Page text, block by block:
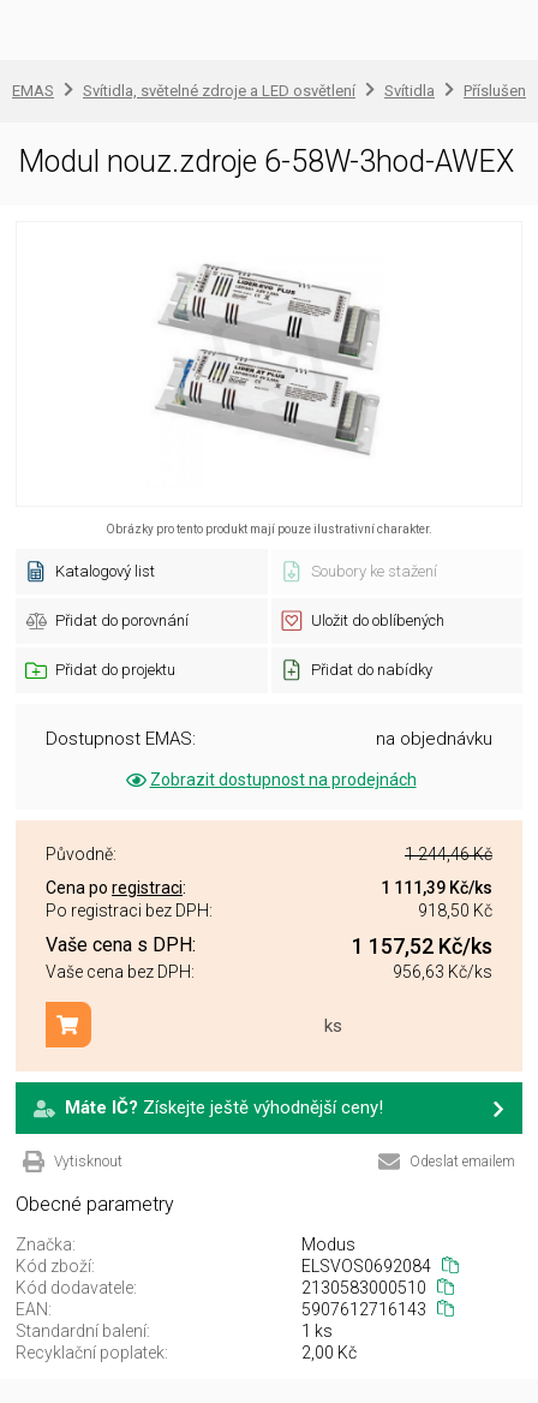
EMAS Svítidla, světelné zdroje a LED osvětlení Svítidla
Modul nouz.zdroje 6-58W-3hod-AWEX
Obrázky pro tento produkt mají pouze ilustrativní charakter.
Katalogový list Soubory ke stažení
Přidat do porovnání Uložit do oblíbených
Přidat do projektu Přidat do nabídky
Dostupnost EMAS: na objednávku
Zobrazit dostupnost na prodejnách
Původně:
1 244,46 Kč
Cena po registraci: 1 111,39 Kč/ks
Po registraci bez DPH:
918,50 Kč
Vaše cena s DPH: 1 157,52 Kč/ks
Vaše cena bez DPH: 956,63 Kč/ks
ks
Přidat do košíku
Máte IČ? Získejte ještě výhodnější ceny!
Vytisknout Odeslat emailem
Obecné parametry
Značka:
Modus
Kód zboží:
ELSVOS0692084
Kód dodavatele:
2130583000510
EAN:
5907612716143
Standardní balení:
1 ks
Recyklační poplatek:
2,00 Kč